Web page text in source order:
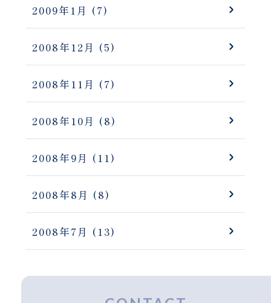
2009年1月 (7)
2008年12月 (5)
2008年11月 (7)
2008年10月 (8)
2008年9月 (11)
2008年8月 (8)
2008年7月 (13)